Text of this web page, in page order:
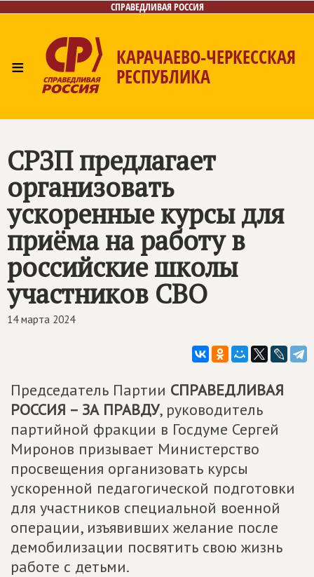
СПРАВЕДЛИВАЯ РОССИЯ
≡ КАРАЧАЕВО-ЧЕРКЕССКАЯ
РЕСПУБЛИКА
СРЗП предлагает
организовать
ускоренные курсы для
приёма на работу в
российские школы
участников СВО
14 марта 2024
Председатель Партии СПРАВЕДЛИВАЯ
РОССИЯ – ЗА ПРАВДУ, руководитель
партийной фракции в Госдуме Сергей
Миронов призывает Министерство
просвещения организовать курсы
ускоренной педагогической подготовки
для участников специальной военной
операции, изъявивших желание после
демобилизации посвятить свою жизнь
работе с детьми.